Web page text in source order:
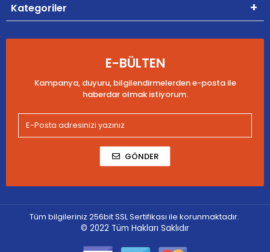
Kategoriler
E-BÜLTEN
Kampanya, duyuru, bilgilendirmelerden e-posta ile
haberdar olmak istiyorum.
GÖNDER
Tüm bilgileriniz 256bit SSL Sertifikası ile korunmaktadır.
© 2022 Tüm Hakları Saklıdır